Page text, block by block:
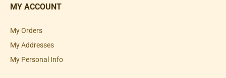
MY ACCOUNT
My Orders
My Addresses
My Personal Info